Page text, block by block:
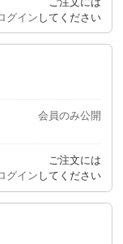
グイン してください
会員のみ公開
ご注文には
グイン してください